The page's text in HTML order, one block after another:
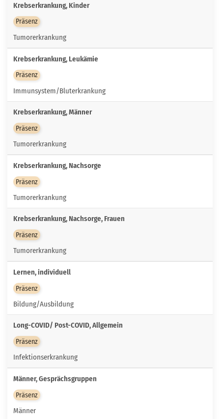
Krebserkrankung, Kinder
Präsenz
Tumorerkrankung
Krebserkrankung, Leukämie
Präsenz
Immunsystem/Bluterkrankung
Krebserkrankung, Männer
Präsenz
Tumorerkrankung
Krebserkrankung, Nachsorge
Präsenz
Tumorerkrankung
Krebserkrankung, Nachsorge, Frauen
Präsenz
Tumorerkrankung
Lernen, individuell
Präsenz
Bildung/Ausbildung
Long-COVID/ Post-COVID, Allgemein
Präsenz
Infektionserkrankung
Männer, Gesprächsgruppen
Präsenz
Männer